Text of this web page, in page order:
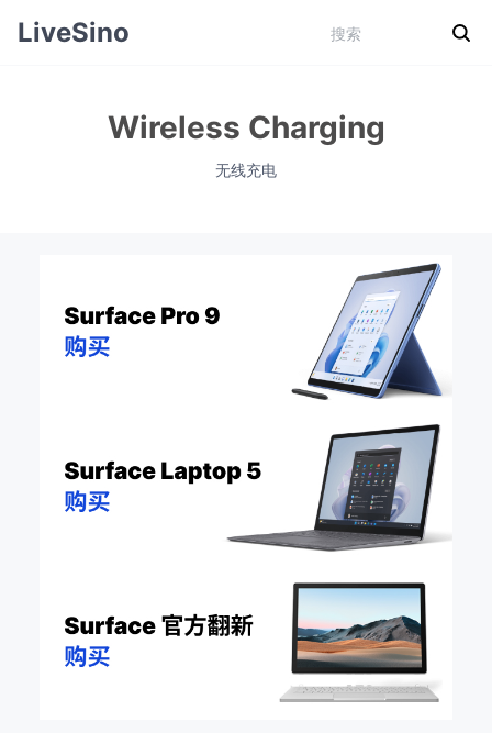
LiveSino
Wireless Charging
无线充电